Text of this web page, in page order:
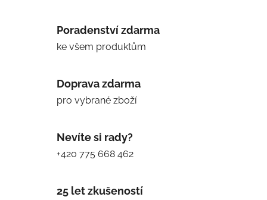
Poradenství zdarma
ke všem produktům
Doprava zdarma
pro vybrané zboží
Nevíte si rady?
+420 775 668 462
25 let zkušeností